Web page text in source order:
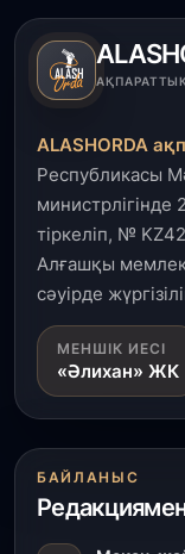
құндылық
5 тамыз, 2026
Қалқаман-2
4 тамыз, 2026
Елде мал
артады –
3 тамыз, 2026
Өңірлерде
логистикалық
пайдалануға
Қызылордада
Президенттік
салынып
АҚПАРАТТЫҚ
ALASHORDA
Республикасы
тіркеліп, №
Алғашқы
сәуірде
МЕНШІК ИЕСІ
«Әлихан» ЖК
БАЙЛАНЫС